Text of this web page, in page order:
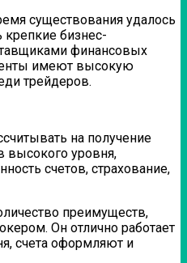
существования удалось
крепкие бизнес-
финансовых
имеют высокую
трейдеров.
на получение
высокого уровня,
счетов, страхование,
преимуществ,
Он отлично работает
счета оформляют и